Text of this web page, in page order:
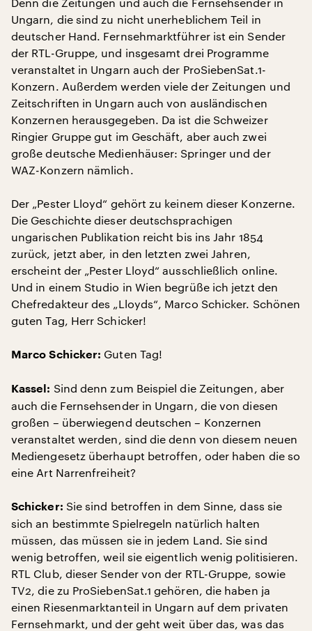
Ungarn, die sind zu nicht unerheblichem Teil in
deutscher Hand. Fernsehmarktführer ist ein Sender
der RTL-Gruppe, und insgesamt drei Programme
veranstaltet in Ungarn auch der ProSiebenSat.1-
Konzern. Außerdem werden viele der Zeitungen und
Zeitschriften in Ungarn auch von ausländischen
Konzernen herausgegeben. Da ist die Schweizer
Ringier Gruppe gut im Geschäft, aber auch zwei
große deutsche Medienhäuser: Springer und der
WAZ-Konzern nämlich.
Der „Pester Lloyd“ gehört zu keinem dieser Konzerne.
Die Geschichte dieser deutschsprachigen
ungarischen Publikation reicht bis ins Jahr 1854
zurück, jetzt aber, in den letzten zwei Jahren,
erscheint der „Pester Lloyd“ ausschließlich online.
Und in einem Studio in Wien begrüße ich jetzt den
Chefredakteur des „Lloyds“, Marco Schicker. Schönen
guten Tag, Herr Schicker!
Marco Schicker: Guten Tag!
Kassel: Sind denn zum Beispiel die Zeitungen, aber
auch die Fernsehsender in Ungarn, die von diesen
großen – überwiegend deutschen – Konzernen
veranstaltet werden, sind die denn von diesem neuen
Mediengesetz überhaupt betroffen, oder haben die so
eine Art Narrenfreiheit?
Schicker: Sie sind betroffen in dem Sinne, dass sie
sich an bestimmte Spielregeln natürlich halten
müssen, das müssen sie in jedem Land. Sie sind
wenig betroffen, weil sie eigentlich wenig politisieren.
RTL Club, dieser Sender von der RTL-Gruppe, sowie
TV2, die zu ProSiebenSat.1 gehören, die haben ja
einen Riesenmarktanteil in Ungarn auf dem privaten
Fernsehmarkt, und der geht weit über das, was das